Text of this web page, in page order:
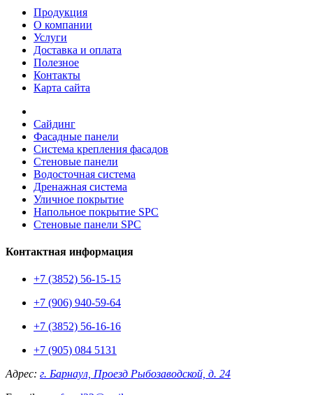
Продукция
О компании
Услуги
Доставка и оплата
Полезное
Контакты
Карта сайта
Сайдинг
Фасадные панели
Система крепления фасадов
Стеновые панели
Водосточная система
Дренажная система
Уличное покрытие
Напольное покрытие SPC
Стеновые панели SPC
Контактная информация
+7 (3852) 56-15-15
+7 (906) 940-59-64
+7 (3852) 56-16-16
+7 (905) 084 5131
Адрес: г. Барнаул, Проезд Рыбозаводской, д. 24